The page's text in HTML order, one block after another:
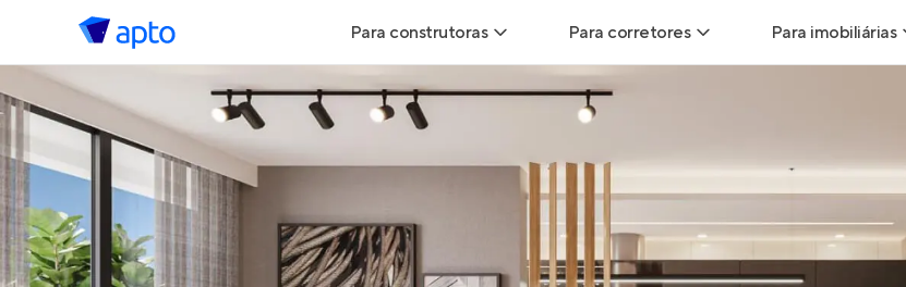
Para construtoras
Geração de Leads
Geração de Visitas
Geração de Vendas
Maiores Construtoras
Para corretores
Leads para Corretores
Corretor+
Parcerias imobiliárias
Hub de Corretores
Para imobiliárias
Hub de
Anunciar